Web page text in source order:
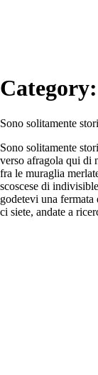
Category:
Sono solitamente
Sono solitamente
verso afragola qui di
fra le muraglia
scoscese di
godetevi una
ci siete, andate a